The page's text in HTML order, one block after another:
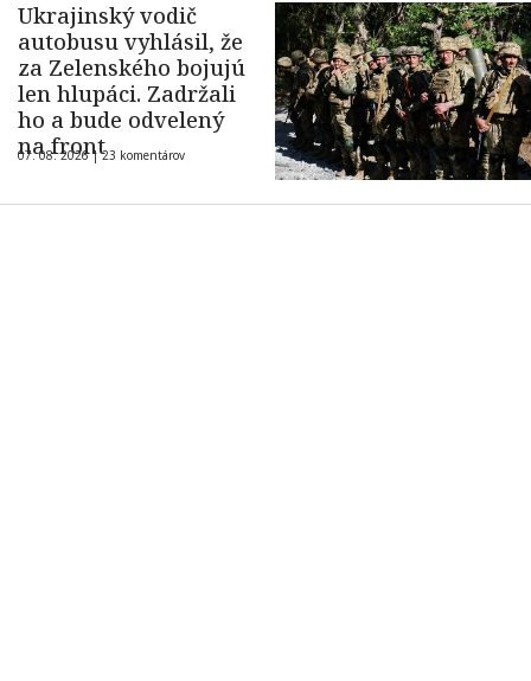
Ukrajinský vodič
autobusu vyhlásil, že
za Zelenského bojujú
len hlupáci. Zadržali
ho a bude odvelený
na front
07. 08. 2026 |23 komentárov